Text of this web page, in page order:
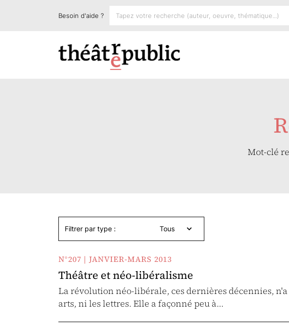
Besoin d'aide ?
Mot-clé
Filtrer par type : Tous
N°207 | JANVIER-MARS 2013
Théâtre et néo-libéralisme
La révolution néo-libérale, ces dernières décennies,
arts, ni les lettres. Elle a façonné peu à…